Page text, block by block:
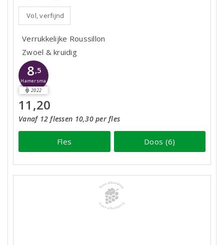
Vol, verfijnd
Verrukkelijke Roussillon
Zwoel & kruidig
8,5
Hamersma
2022
11,20
Vanaf 12 flessen 10,30 per fles
Fles Doos (6)